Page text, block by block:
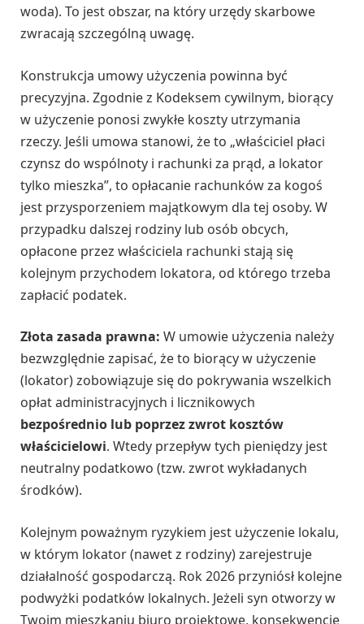
woda). To jest obszar, na który urzędy skarbowe
zwracają szczególną uwagę.
Konstrukcja umowy użyczenia powinna być
precyzyjna. Zgodnie z Kodeksem cywilnym, biorący
w użyczenie ponosi zwykłe koszty utrzymania
rzeczy. Jeśli umowa stanowi, że to „właściciel płaci
czynsz do wspólnoty i rachunki za prąd, a lokator
tylko mieszka”, to opłacanie rachunków za kogoś
jest przysporzeniem majątkowym dla tej osoby. W
przypadku dalszej rodziny lub osób obcych,
opłacone przez właściciela rachunki stają się
kolejnym przychodem lokatora, od którego trzeba
zapłacić podatek.
Złota zasada prawna: W umowie użyczenia należy
bezwzględnie zapisać, że to biorący w użyczenie
(lokator) zobowiązuje się do pokrywania wszelkich
opłat administracyjnych i licznikowych
bezpośrednio lub poprzez zwrot kosztów
właścicielowi. Wtedy przepływ tych pieniędzy jest
neutralny podatkowo (tzw. zwrot wykładanych
środków).
Kolejnym poważnym ryzykiem jest użyczenie lokalu,
w którym lokator (nawet z rodziny) zarejestruje
działalność gospodarczą. Rok 2026 przyniósł kolejne
podwyżki podatków lokalnych. Jeżeli syn otworzy w
Twoim mieszkaniu biuro projektowe, konsekwencje